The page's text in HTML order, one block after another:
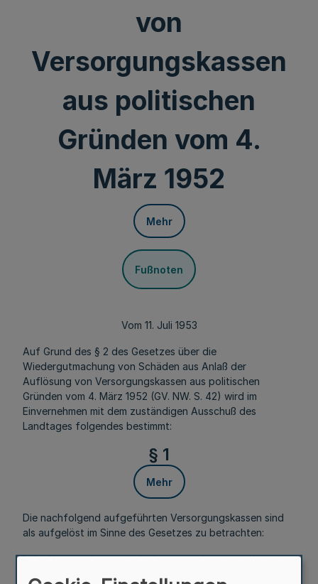
von
Versorgungskassen
aus politischen
Gründen vom 4.
März 1952
Mehr
Fußnoten
Vom 11. Juli 1953
Auf Grund des § 2 des Gesetzes über die
Wiedergutmachung von Schäden aus Anlaß der
Auflösung von Versorgungskassen aus politischen
Gründen vom 4. März 1952 (GV. NW. S. 42) wird im
Einvernehmen mit dem zuständigen Ausschuß des
Landtages folgendes bestimmt:
§ 1
Mehr
Die nachfolgend aufgeführten Versorgungskassen sind
als aufgelöst im Sinne des Gesetzes zu betrachten:
1. Die Pensionskasse des Volksvereins für das katholische